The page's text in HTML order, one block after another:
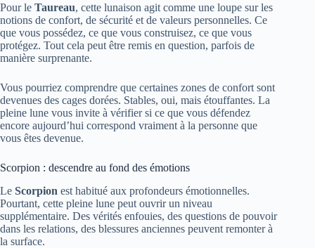
Pour le Taureau, cette lunaison agit comme une loupe sur les
notions de confort, de sécurité et de valeurs personnelles. Ce
que vous possédez, ce que vous construisez, ce que vous
protégez. Tout cela peut être remis en question, parfois de
manière surprenante.
Vous pourriez comprendre que certaines zones de confort sont
devenues des cages dorées. Stables, oui, mais étouffantes. La
pleine lune vous invite à vérifier si ce que vous défendez
encore aujourd’hui correspond vraiment à la personne que
vous êtes devenue.
Scorpion : descendre au fond des émotions
Le Scorpion est habitué aux profondeurs émotionnelles.
Pourtant, cette pleine lune peut ouvrir un niveau
supplémentaire. Des vérités enfouies, des questions de pouvoir
dans les relations, des blessures anciennes peuvent remonter à
la surface.